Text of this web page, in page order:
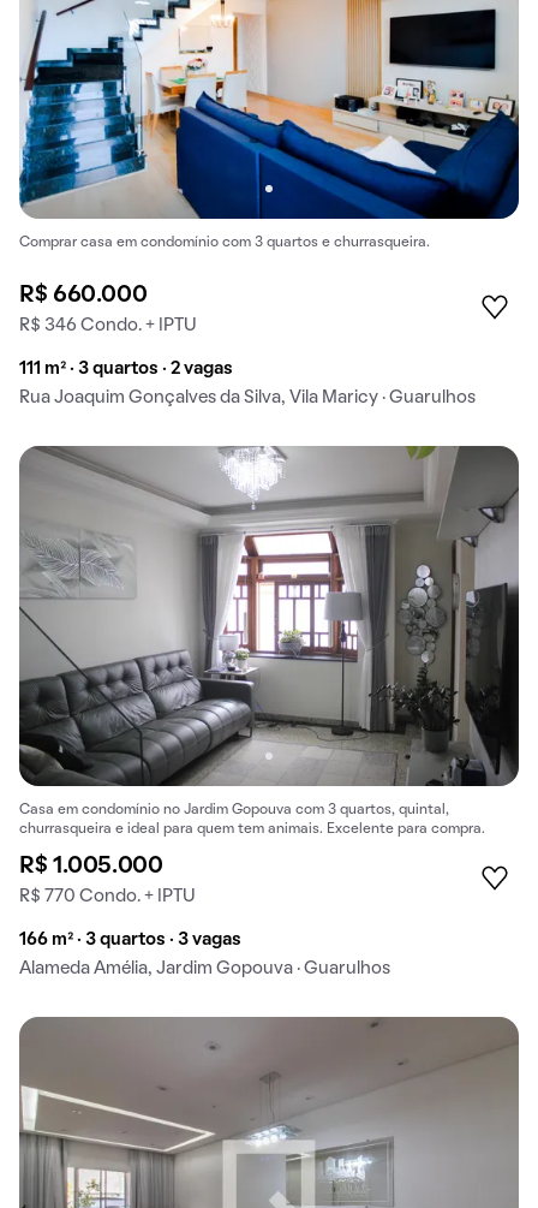
Comprar casa em condomínio com 3 quartos e churrasqueira.
R$ 660.000
R$ 346 Condo. + IPTU
111 m² · 3 quartos · 2 vagas
Rua Joaquim Gonçalves da Silva, Vila Maricy · Guarulhos
Casa em condomínio no Jardim Gopouva com 3 quartos, quintal,
churrasqueira e ideal para quem tem animais. Excelente para compra.
R$ 1.005.000
R$ 770 Condo. + IPTU
166 m² · 3 quartos · 3 vagas
Alameda Amélia, Jardim Gopouva · Guarulhos